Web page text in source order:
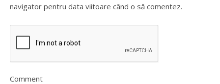
navigator pentru data viitoare când o să comentez.
Comment